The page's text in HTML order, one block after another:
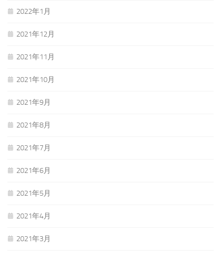
2022年1月
2021年12月
2021年11月
2021年10月
2021年9月
2021年8月
2021年7月
2021年6月
2021年5月
2021年4月
2021年3月